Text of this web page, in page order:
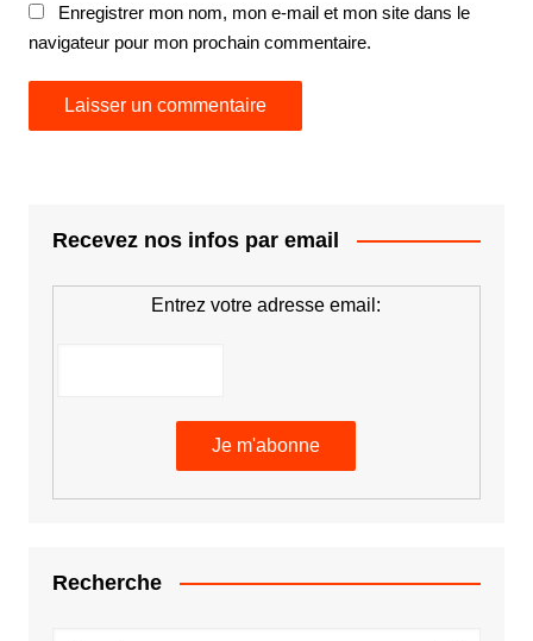
Enregistrer mon nom, mon e-mail et mon site dans le
navigateur pour mon prochain commentaire.
Recevez nos infos par email
Entrez votre adresse email:
Recherche